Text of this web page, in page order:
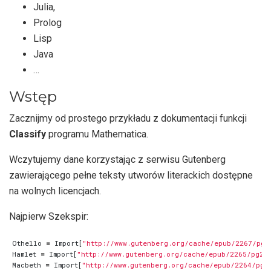
Julia,
Prolog
Lisp
Java
…
Wstęp
Zacznijmy od prostego przykładu z dokumentacji funkcji
Classify programu Mathematica.
Wczytujemy dane korzystając z serwisu Gutenberg
zawierającego pełne teksty utworów literackich dostępne
na wolnych licencjach.
Najpierw Szekspir:
Othello = Import[ "http://www.gutenberg.org/cache/epub/2267/
Hamlet = Import[ "http://www.gutenberg.org/cache/epub/2265/
Macbeth = Import[ "http://www.gutenberg.org/cache/epub/2264/